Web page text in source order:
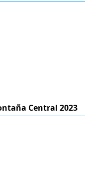
Central 2023